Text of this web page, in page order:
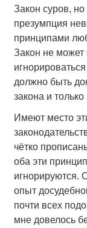
Закон суров, но
презумпция
принципами
Закон не может
должно быть
закона и только
Имеют место
чётко
оба эти
игнорируются.
опыт
почти всех
мне довелось